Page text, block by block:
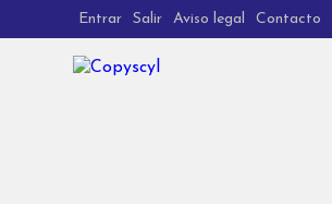
Entrar Salir Aviso legal Contacto